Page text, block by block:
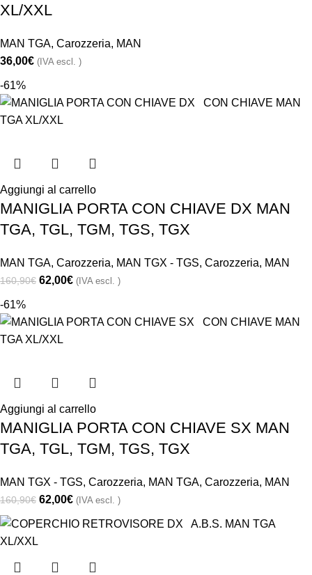
XL/XXL
MAN TGA, Carozzeria, MAN
36,00€ (IVA escl. )
-61%
Aggiungi al carrello
MANIGLIA PORTA CON CHIAVE DX MAN
TGA, TGL, TGM, TGS, TGX
MAN TGA, Carozzeria, MAN TGX - TGS, Carozzeria, MAN
160,90€ 62,00€ (IVA escl. )
-61%
Aggiungi al carrello
MANIGLIA PORTA CON CHIAVE SX MAN
TGA, TGL, TGM, TGS, TGX
MAN TGX - TGS, Carozzeria, MAN TGA, Carozzeria, MAN
160,90€ 62,00€ (IVA escl. )